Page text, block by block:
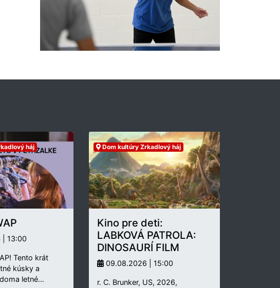
háj
13:00
Tento krát
kúsky a
letné…
Dom kultúry Zrkadlový háj
Kino pre deti:
LABKOVÁ PATROLA:
DINOSAURÍ FILM
09.08.2026 | 15:00
r. C. Brunker, US, 2026,